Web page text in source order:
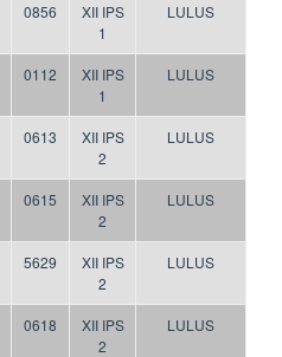
0856
XII IPS
1
LULUS
0112
XII IPS
1
LULUS
0613
XII IPS
2
LULUS
0615
XII IPS
2
LULUS
5629
XII IPS
2
LULUS
0618
XII IPS
2
LULUS